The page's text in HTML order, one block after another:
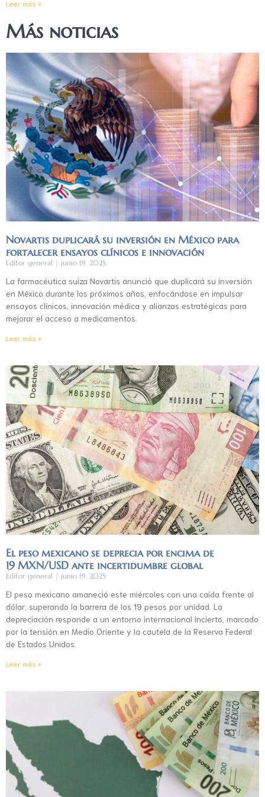
Leer más »
Más noticias
Novartis duplicará su inversión en México para
fortalecer ensayos clínicos e innovación
Editor general junio 19, 2025
La farmacéutica suiza Novartis anunció que duplicará su inversión
en México durante los próximos años, enfocándose en impulsar
ensayos clínicos, innovación médica y alianzas estratégicas para
mejorar el acceso a medicamentos.
Leer más »
El peso mexicano se deprecia por encima de
19 MXN/USD ante incertidumbre global
Editor general junio 19, 2025
El peso mexicano amaneció este miércoles con una caída frente al
dólar, superando la barrera de los 19 pesos por unidad. La
depreciación responde a un entorno internacional incierto, marcado
por la tensión en Medio Oriente y la cautela de la Reserva Federal
de Estados Unidos.
Leer más »